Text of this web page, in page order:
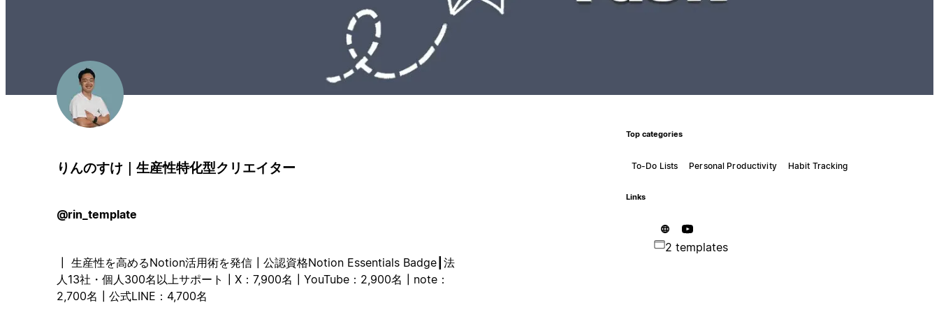
りんのすけ｜生産性特化型クリエイター
@rin_template
┃ 生産性を高めるNotion活用術を発信┃公認資格Notion Essentials Badge┃法
人13社・個人300名以上サポート┃X：7,900名┃YouTube：2,900名┃note：
2,700名┃公式LINE：4,700名
Top categories
To-Do Lists Personal Productivity Habit Tracking
Links
2 templates